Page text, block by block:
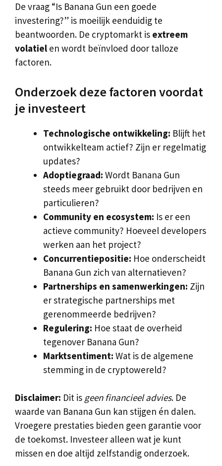
De vraag “Is Banana Gun een goede
investering?” is moeilijk eenduidig te
beantwoorden. De cryptomarkt is extreem
volatiel en wordt beïnvloed door talloze
factoren.
Onderzoek deze factoren voordat
je investeert
Technologische ontwikkeling: Blijft het
ontwikkelteam actief? Zijn er regelmatig
updates?
Adoptiegraad: Wordt Banana Gun
steeds meer gebruikt door bedrijven en
particulieren?
Community en ecosystem: Is er een
actieve community? Hoeveel developers
werken aan het project?
Concurrentiepositie: Hoe onderscheidt
Banana Gun zich van alternatieven?
Partnerships en samenwerkingen: Zijn
er strategische partnerships met
gerenommeerde bedrijven?
Regulering: Hoe staat de overheid
tegenover Banana Gun?
Marktsentiment: Wat is de algemene
stemming in de cryptowereld?
Disclaimer: Dit is geen financieel advies. De
waarde van Banana Gun kan stijgen én dalen.
Vroegere prestaties bieden geen garantie voor
de toekomst. Investeer alleen wat je kunt
missen en doe altijd zelfstandig onderzoek.